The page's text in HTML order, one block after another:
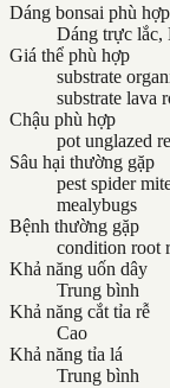
Dáng bonsai phù hợp
Dáng trực lắc,
Giá thể phù hợp
substrate
substrate lava
Chậu phù hợp
pot unglazed
Sâu hại thường gặp
pest spider
mealybugs
Bệnh thường gặp
condition root
Khả năng uốn dây
Trung bình
Khả năng cắt tỉa rễ
Cao
Khả năng tỉa lá
Trung bình